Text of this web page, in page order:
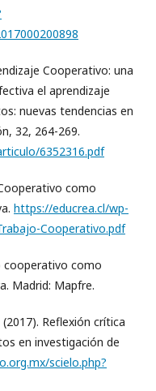
Cooperativo: una
el aprendizaje
nuevas tendencias en
32, 264-269.
6352316.pdf
como
https://educrea.cl/wp-
Cooperativo.pdf
cooperativo como
Madrid: Mapfre.
Reflexión crítica
en investigación de
scielo.php?